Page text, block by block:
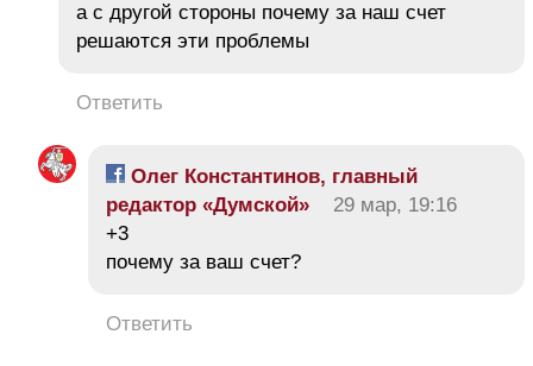
а с другой стороны почему за наш счет
решаются эти проблемы
Ответить
Олег Константинов, главный
редактор «Думской»
29 мар, 19:16
+3
почему за ваш счет?
Ответить